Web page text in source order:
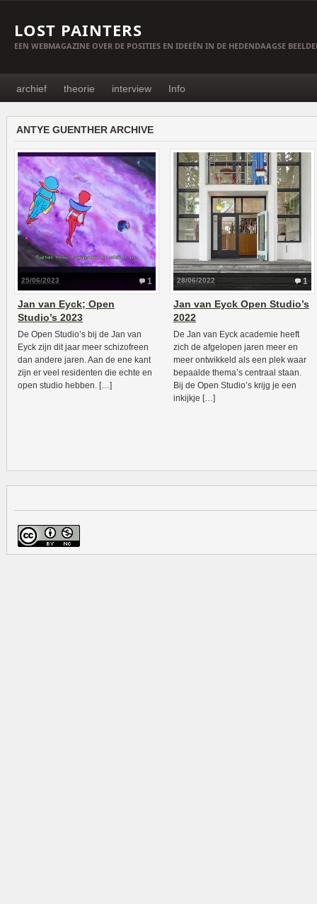
LOST PAINTERS
EEN WEBMAGAZINE OVER DE POSITIES EN IDEEËN IN DE HEDENDAAGSE
archief theorie interview Info
ANTYE GUENTHER ARCHIVE
1
25/06/2023
Jan van Eyck; Open
Studio’s 2023
De Open Studio’s bij de Jan van
Eyck zijn dit jaar meer schizofreen
dan andere jaren. Aan de ene kant
zijn er veel residenten die echte en
open studio hebben. […]
1
28/06/2022
Jan van Eyck Open Studio’s
2022
De Jan van Eyck academie heeft
zich de afgelopen jaren meer en
meer ontwikkeld als een plek waar
bepaalde thema’s centraal staan.
Bij de Open Studio’s krijg je een
inkijkje […]